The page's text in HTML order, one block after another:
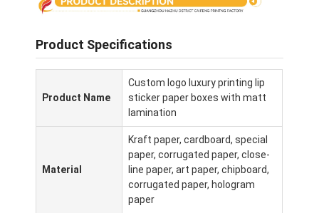
Prodotti
Product Specifications
Product Name
Custom logo luxury printing lip
sticker paper boxes with matt
lamination
Material
Kraft paper, cardboard, special
paper, corrugated paper, close-
line paper, art paper, chipboard,
corrugated paper, hologram
paper